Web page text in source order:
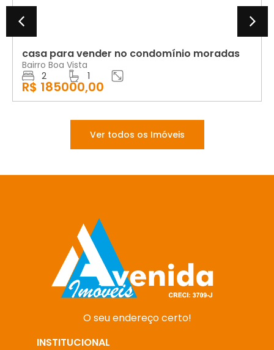
casa para vender no condomínio moradas
Bairro Boa Vista
R$ 185000,00
Ver todos os Imóveis
O seu endereço certo!
INSTITUCIONAL